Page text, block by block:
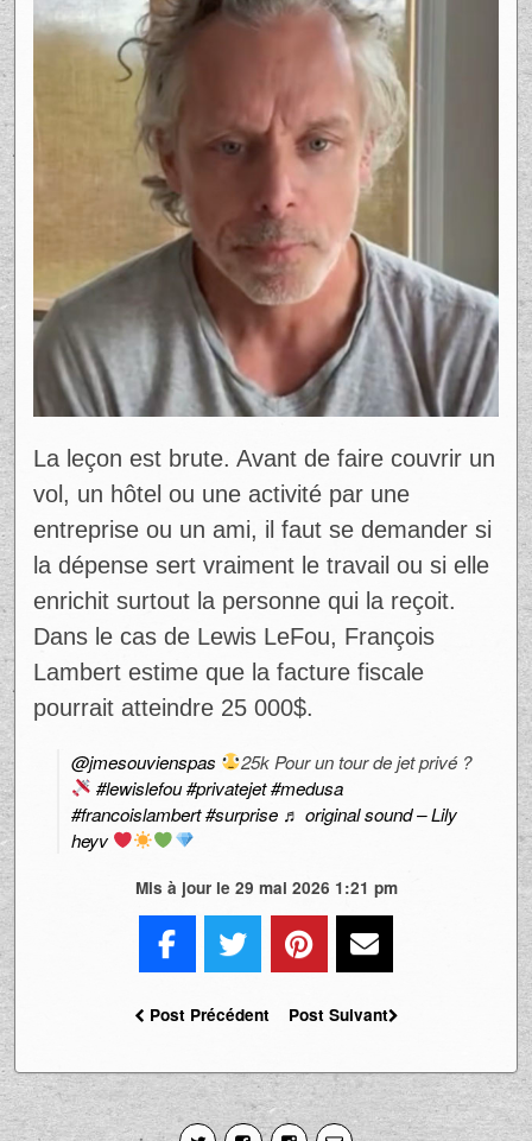
François Lambert a même qualifié Lewis Le
Fou de jeune « qui sert à rien », provoquant
une vague de réactions dans la
communauté québécoise. Mais derrière
l’émotion, il y a une leçon fiscale importante
: payer un voyage pour quelqu’un n’est
jamais anodin fiscalement, surtout dans
l’univers des créateurs de contenu.
Ad